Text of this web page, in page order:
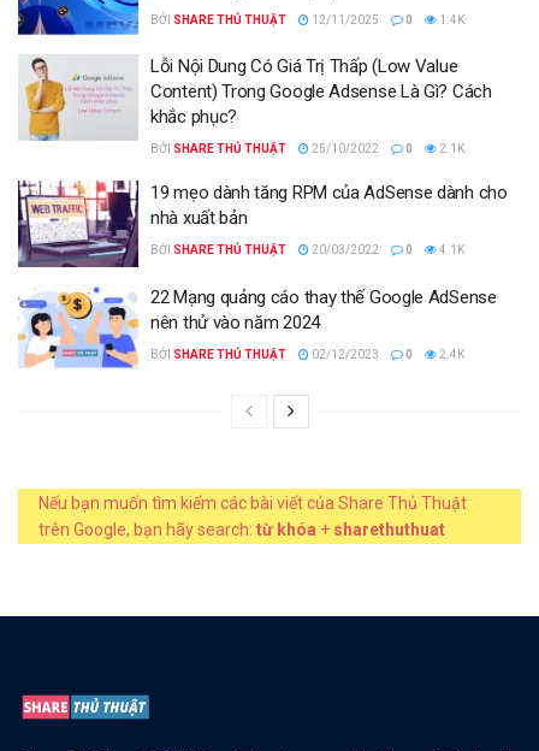
BỞI SHARE THỦ THUẬT 12/11/2025 0 1.4K
Lỗi Nội Dung Có Giá Trị Thấp (Low Value
Content) Trong Google Adsense Là Gì? Cách
khắc phục?
BỞI SHARE THỦ THUẬT 25/10/2022 0 2.1K
19 mẹo dành tăng RPM của AdSense dành cho
nhà xuất bản
BỞI SHARE THỦ THUẬT 20/03/2022 0 4.1K
22 Mạng quảng cáo thay thế Google AdSense
nên thử vào năm 2024
BỞI SHARE THỦ THUẬT 02/12/2023 0 2.4K
Nếu bạn muốn tìm kiếm các bài viết của Share Thủ Thuật
trên Google, bạn hãy search: từ khóa + sharethuthuat